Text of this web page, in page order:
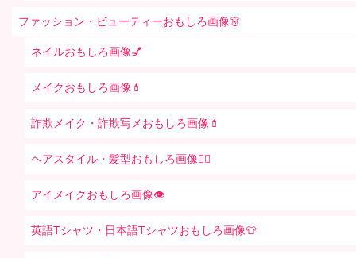
ファッション・ビューティーおもしろ画像👗
ネイルおもしろ画像💅
メイクおもしろ画像💄
詐欺メイク・詐欺写メおもしろ画像💄
ヘアスタイル・髪型おもしろ画像👱‍♀️
アイメイクおもしろ画像👁
英語Tシャツ・日本語Tシャツおもしろ画像👕